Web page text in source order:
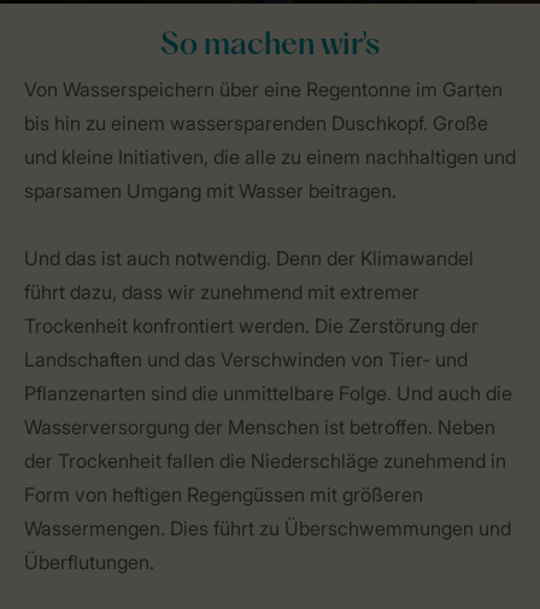
So machen wir's
Von Wasserspeichern über eine Regentonne im Garten
bis hin zu einem wassersparenden Duschkopf. Große
und kleine Initiativen, die alle zu einem nachhaltigen und
sparsamen Umgang mit Wasser beitragen.
Und das ist auch notwendig. Denn der Klimawandel
führt dazu, dass wir zunehmend mit extremer
Trockenheit konfrontiert werden. Die Zerstörung der
Landschaften und das Verschwinden von Tier- und
Pflanzenarten sind die unmittelbare Folge. Und auch die
Wasserversorgung der Menschen ist betroffen. Neben
der Trockenheit fallen die Niederschläge zunehmend in
Form von heftigen Regengüssen mit größeren
Wassermengen. Dies führt zu Überschwemmungen und
Überflutungen.